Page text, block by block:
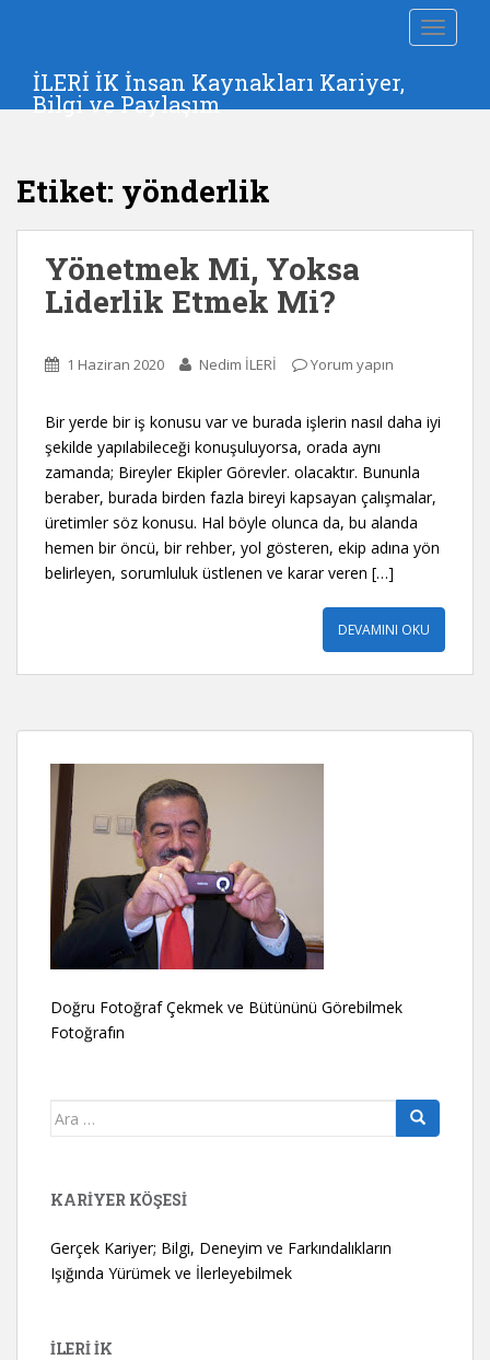
t
İLERİ İK İnsan Kaynakları Kariyer,
Bilgi ve Paylaşım
Etiket: yönderlik
Yönetmek Mi, Yoksa
Liderlik Etmek Mi?
1 Haziran 2020 Nedim İLERİ Yorum yapın
Bir yerde bir iş konusu var ve burada işlerin nasıl daha iyi
şekilde yapılabileceği konuşuluyorsa, orada aynı
zamanda; Bireyler Ekipler Görevler. olacaktır. Bununla
beraber, burada birden fazla bireyi kapsayan çalışmalar,
üretimler söz konusu. Hal böyle olunca da, bu alanda
hemen bir öncü, bir rehber, yol gösteren, ekip adına yön
belirleyen, sorumluluk üstlenen ve karar veren […]
DEVAMINI OKU
Doğru Fotoğraf Çekmek ve Bütününü Görebilmek
Fotoğrafın
Arama
KARIYER KÖŞESI
Gerçek Kariyer; Bilgi, Deneyim ve Farkındalıkların
Işığında Yürümek ve İlerleyebilmek
İLERİ İK